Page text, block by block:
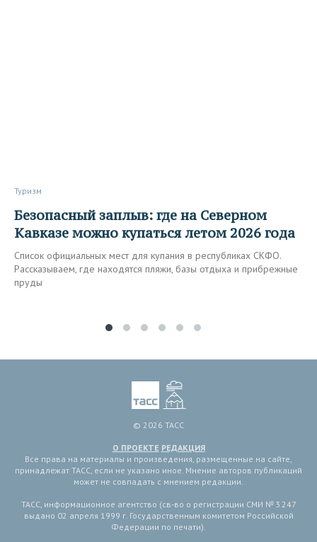
Туризм
Безопасный заплыв: где на Северном
Кавказе можно купаться летом 2026 года
Список официальных мест для купания в республиках СКФО.
Рассказываем, где находятся пляжи, базы отдыха и прибрежные
пруды
© 2026 ТАСС
О ПРОЕКТЕ РЕДАКЦИЯ
Все права на материалы и произведения, размещенные на сайте,
принадлежат ТАСС, если не указано иное. Мнение авторов публикаций
может не совпадать с мнением редакции.
ТАСС, информационное агентство (св-во о регистрации СМИ № 3 247
выдано 02 апреля 1999 г. Государственным комитетом Российской
Федерации по печати).